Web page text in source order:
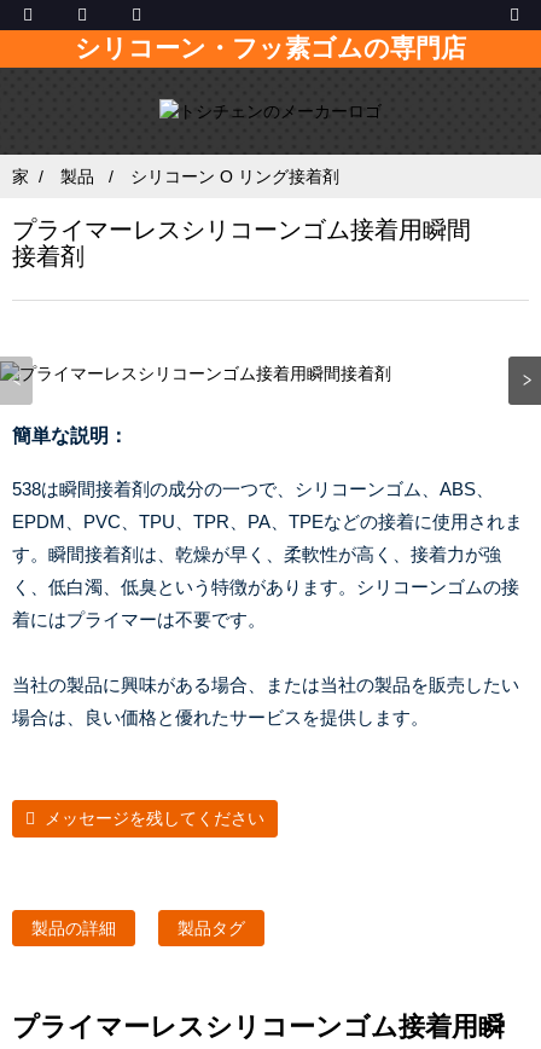
シリコーン・フッ素ゴムの専門店
家 製品 シリコーン O リング接着剤
プライマーレスシリコーンゴム接着用瞬間
接着剤
簡単な説明：
538は瞬間接着剤の成分の一つで、シリコーンゴム、ABS、
EPDM、PVC、TPU、TPR、PA、TPEなどの接着に使用されま
す。瞬間接着剤は、乾燥が早く、柔軟性が高く、接着力が強
く、低白濁、低臭という特徴があります。シリコーンゴムの接
着にはプライマーは不要です。
当社の製品に興味がある場合、または当社の製品を販売したい
場合は、良い価格と優れたサービスを提供します。
メッセージを残してください
製品の詳細 製品タグ
プライマーレスシリコーンゴム接着用瞬